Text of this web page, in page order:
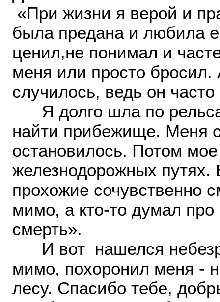
«При жизни я верой и
была предана и любила
ценил,не понимал и
меня или просто
случилось, ведь он
Я долго шла по
найти прибежище. Меня
остановилось. Потом
железнодорожных путях.
прохожие сочувственно
мимо, а кто-то думал
смерть».
И вот нашелся
мимо, похоронил меня -
лесу. Спасибо тебе,